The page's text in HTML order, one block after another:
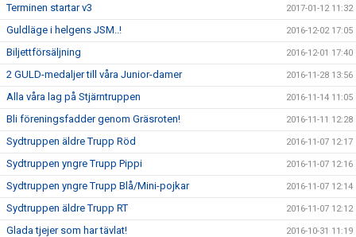
Terminen startar v3 2017-01-12 11:32
Guldläge i helgens JSM..! 2016-12-02 17:05
Biljettförsäljning 2016-12-01 17:40
2 GULD-medaljer till våra Junior-damer 2016-11-28 13:56
Alla våra lag på Stjärntruppen 2016-11-14 11:05
Bli föreningsfadder genom Gräsroten! 2016-11-11 12:28
Sydtruppen äldre Trupp Röd 2016-11-07 12:17
Sydtruppen yngre Trupp Pippi 2016-11-07 12:16
Sydtruppen yngre Trupp Blå/Mini-pojkar 2016-11-07 12:14
Sydtruppen äldre Trupp RT 2016-11-07 12:12
Glada tjejer som har tävlat! 2016-10-31 11:19